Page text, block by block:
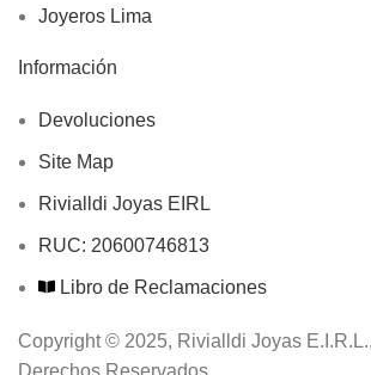
Joyeros Lima
Información
Devoluciones
Site Map
Rivialldi Joyas EIRL
RUC: 20600746813
Libro de Reclamaciones
Copyright © 2025, Rivialldi Joyas
Derechos Reservados